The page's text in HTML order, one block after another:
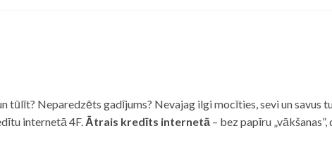
tūlīt? Neparedzēts gadījums? Nevajag ilgi mocīties, sevi un
internetā 4F. Ātrais kredīts internetā – bez papīru